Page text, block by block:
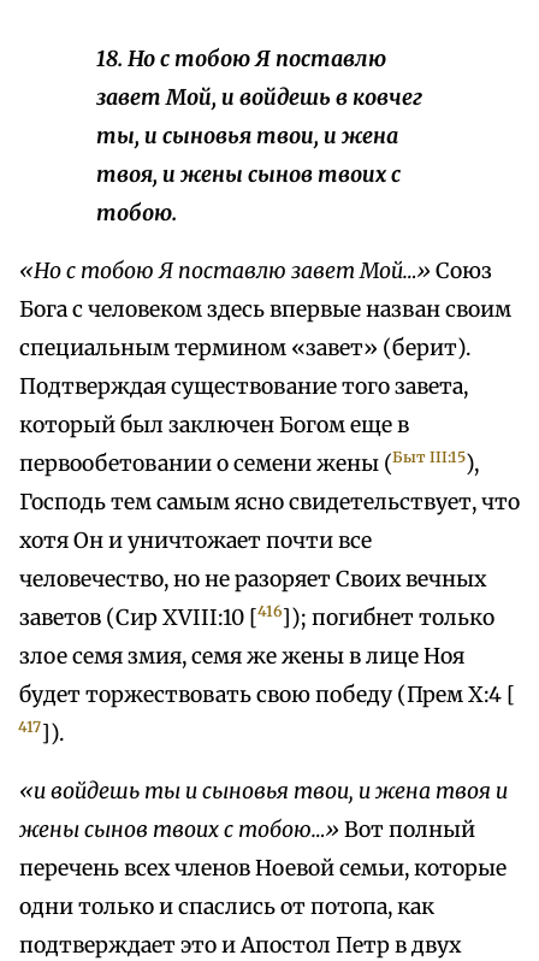
18. Но с тобою Я поставлю
завет Мой, и войдешь в ковчег
ты, и сыновья твои, и жена
твоя, и жены сынов твоих с
тобою.
«Но с тобою Я поставлю завет Мой…» Союз
Бога с человеком здесь впервые назван своим
специальным термином «завет» (берит).
Подтверждая существование того завета,
который был заключен Богом еще в
первообетовании о семени жены (Быт III:15),
Господь тем самым ясно свидетельствует, что
хотя Он и уничтожает почти все
человечество, но не разоряет Своих вечных
заветов (Сир XVIII:10 [416]); погибнет только
злое семя змия, семя же жены в лице Ноя
будет торжествовать свою победу (Прем X:4 [
417]).
«и войдешь ты и сыновья твои, и жена твоя и
жены сынов твоих с тобою…» Вот полный
перечень всех членов Ноевой семьи, которые
одни только и спаслись от потопа, как
подтверждает это и Апостол Петр в двух